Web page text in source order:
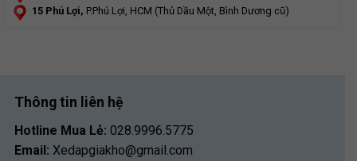
15 Phú Lợi, P.Phú Lợi, HCM (Thủ Dầu Một, Bình Dương cũ)
Thông tin liên hệ
Hotline Mua Lẻ: 028.9996.5775
Email: Xedapgiakho@gmail.com